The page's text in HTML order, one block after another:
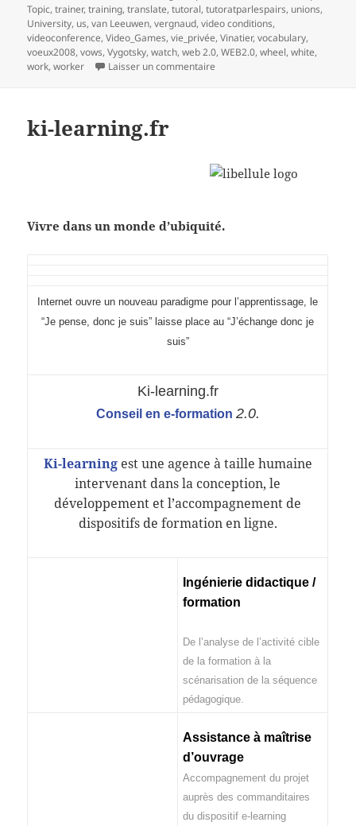
Topic,trainer,training,translate,tutoral,tutoratparlespairs, unions,
University, us,van Leeuwen,vergnaud,video conditions,
videoconference,Video_Games,vie_privée,Vinatier,vocabulary,
voeux2008,vows,Vygotsky,watch,web 2.0,WEB2.0,wheel,white,
work,worker Laisser un commentaire
ki-learning.fr
Vivre dans un monde d’ubiquité.
Internet ouvre un nouveau paradigme pour l’apprentissage, le
“Je pense, donc je suis” laisse place au “J’échange donc je
suis”
Ki-learning.fr
Conseil en e-formation 2.0.
Ki-learningest une agence à taille humaine
intervenant dans la conception, le
développement et l’accompagnement de
dispositifs de formation en ligne.
Ingénierie didactique /
formation
De l’analyse de l’activité cible
de la formation à la
scénarisation de la séquence
pédagogique.
Assistance à maîtrise
d’ouvrage
Accompagnement du projet
auprès des commanditaires
du dispositif e-learning